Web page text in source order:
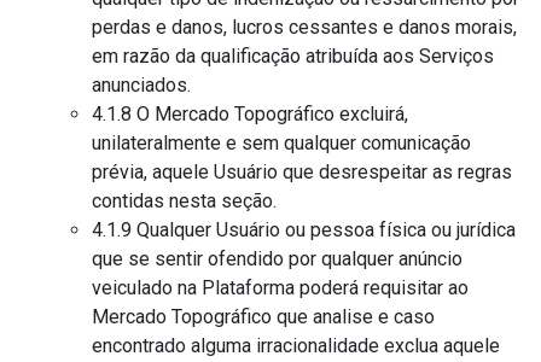
perdas e danos, lucros cessantes e danos morais,
em razão da qualificação atribuída aos Serviços
anunciados.
4.1.8 O Mercado Topográfico excluirá,
unilateralmente e sem qualquer comunicação
prévia, aquele Usuário que desrespeitar as regras
contidas nesta seção.
4.1.9 Qualquer Usuário ou pessoa física ou jurídica
que se sentir ofendido por qualquer anúncio
veiculado na Plataforma poderá requisitar ao
Mercado Topográfico que analise e caso
encontrado alguma irracionalidade exclua aquele